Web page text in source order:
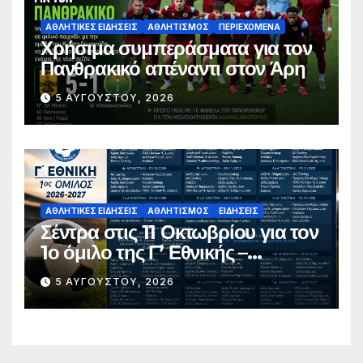
ΑΘΛΗΤΙΚΈΣ ΕΙΔΉΣΕΙΣ ΑΘΛΗΤΙΣΜΌΣ ΠΕΡΙΕΧΌΜΕΝΑ
Χρήσιμα συμπεράσματα για τον
Πανθρακικό απέναντι στον Άρη
5 ΑΥΓΟΎΣΤΟΥ, 2026
ΑΘΛΗΤΙΚΈΣ ΕΙΔΉΣΕΙΣ ΑΘΛΗΤΙΣΜΌΣ ΕΙΔΉΣΕΙΣ
Σέντρα στις 11 Οκτωβρίου για τον
1ο όμιλο της Γ’ Εθνικής –
Ανακοινώθηκε το πλήρες
πρόγραμμα
5 ΑΥΓΟΎΣΤΟΥ, 2026